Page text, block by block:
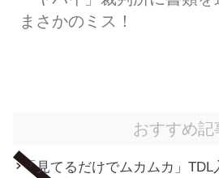
まさかのミス！
おすすめ記
「見てるだけでムカムカ」TDL